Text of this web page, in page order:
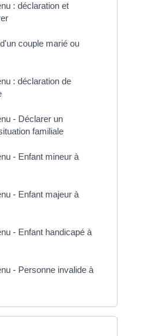
: déclaration et
couple marié ou
: déclaration de
- Déclarer un
familiale
- Enfant mineur à
- Enfant majeur à
- Enfant handicapé à
- Personne invalide à